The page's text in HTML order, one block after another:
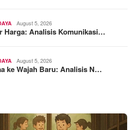
August 5, 2026
Harga: Analisis Komunikasi…
August 5, 2026
ke Wajah Baru: Analisis N…